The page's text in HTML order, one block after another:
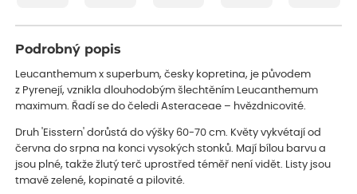
Podrobný popis
Leucanthemum x superbum, česky kopretina, je původem
z Pyrenejí, vznikla dlouhodobým šlechtěním Leucanthemum
maximum. Řadí se do čeledi Asteraceae – hvězdnicovité.
Druh 'Eisstern' dorůstá do výšky 60-70 cm. Květy vykvétají od
června do srpna na konci vysokých stonků. Mají bílou barvu a
jsou plné, takže žlutý terč uprostřed téměř není vidět. Listy jsou
tmavě zelené, kopinaté a pilovité.